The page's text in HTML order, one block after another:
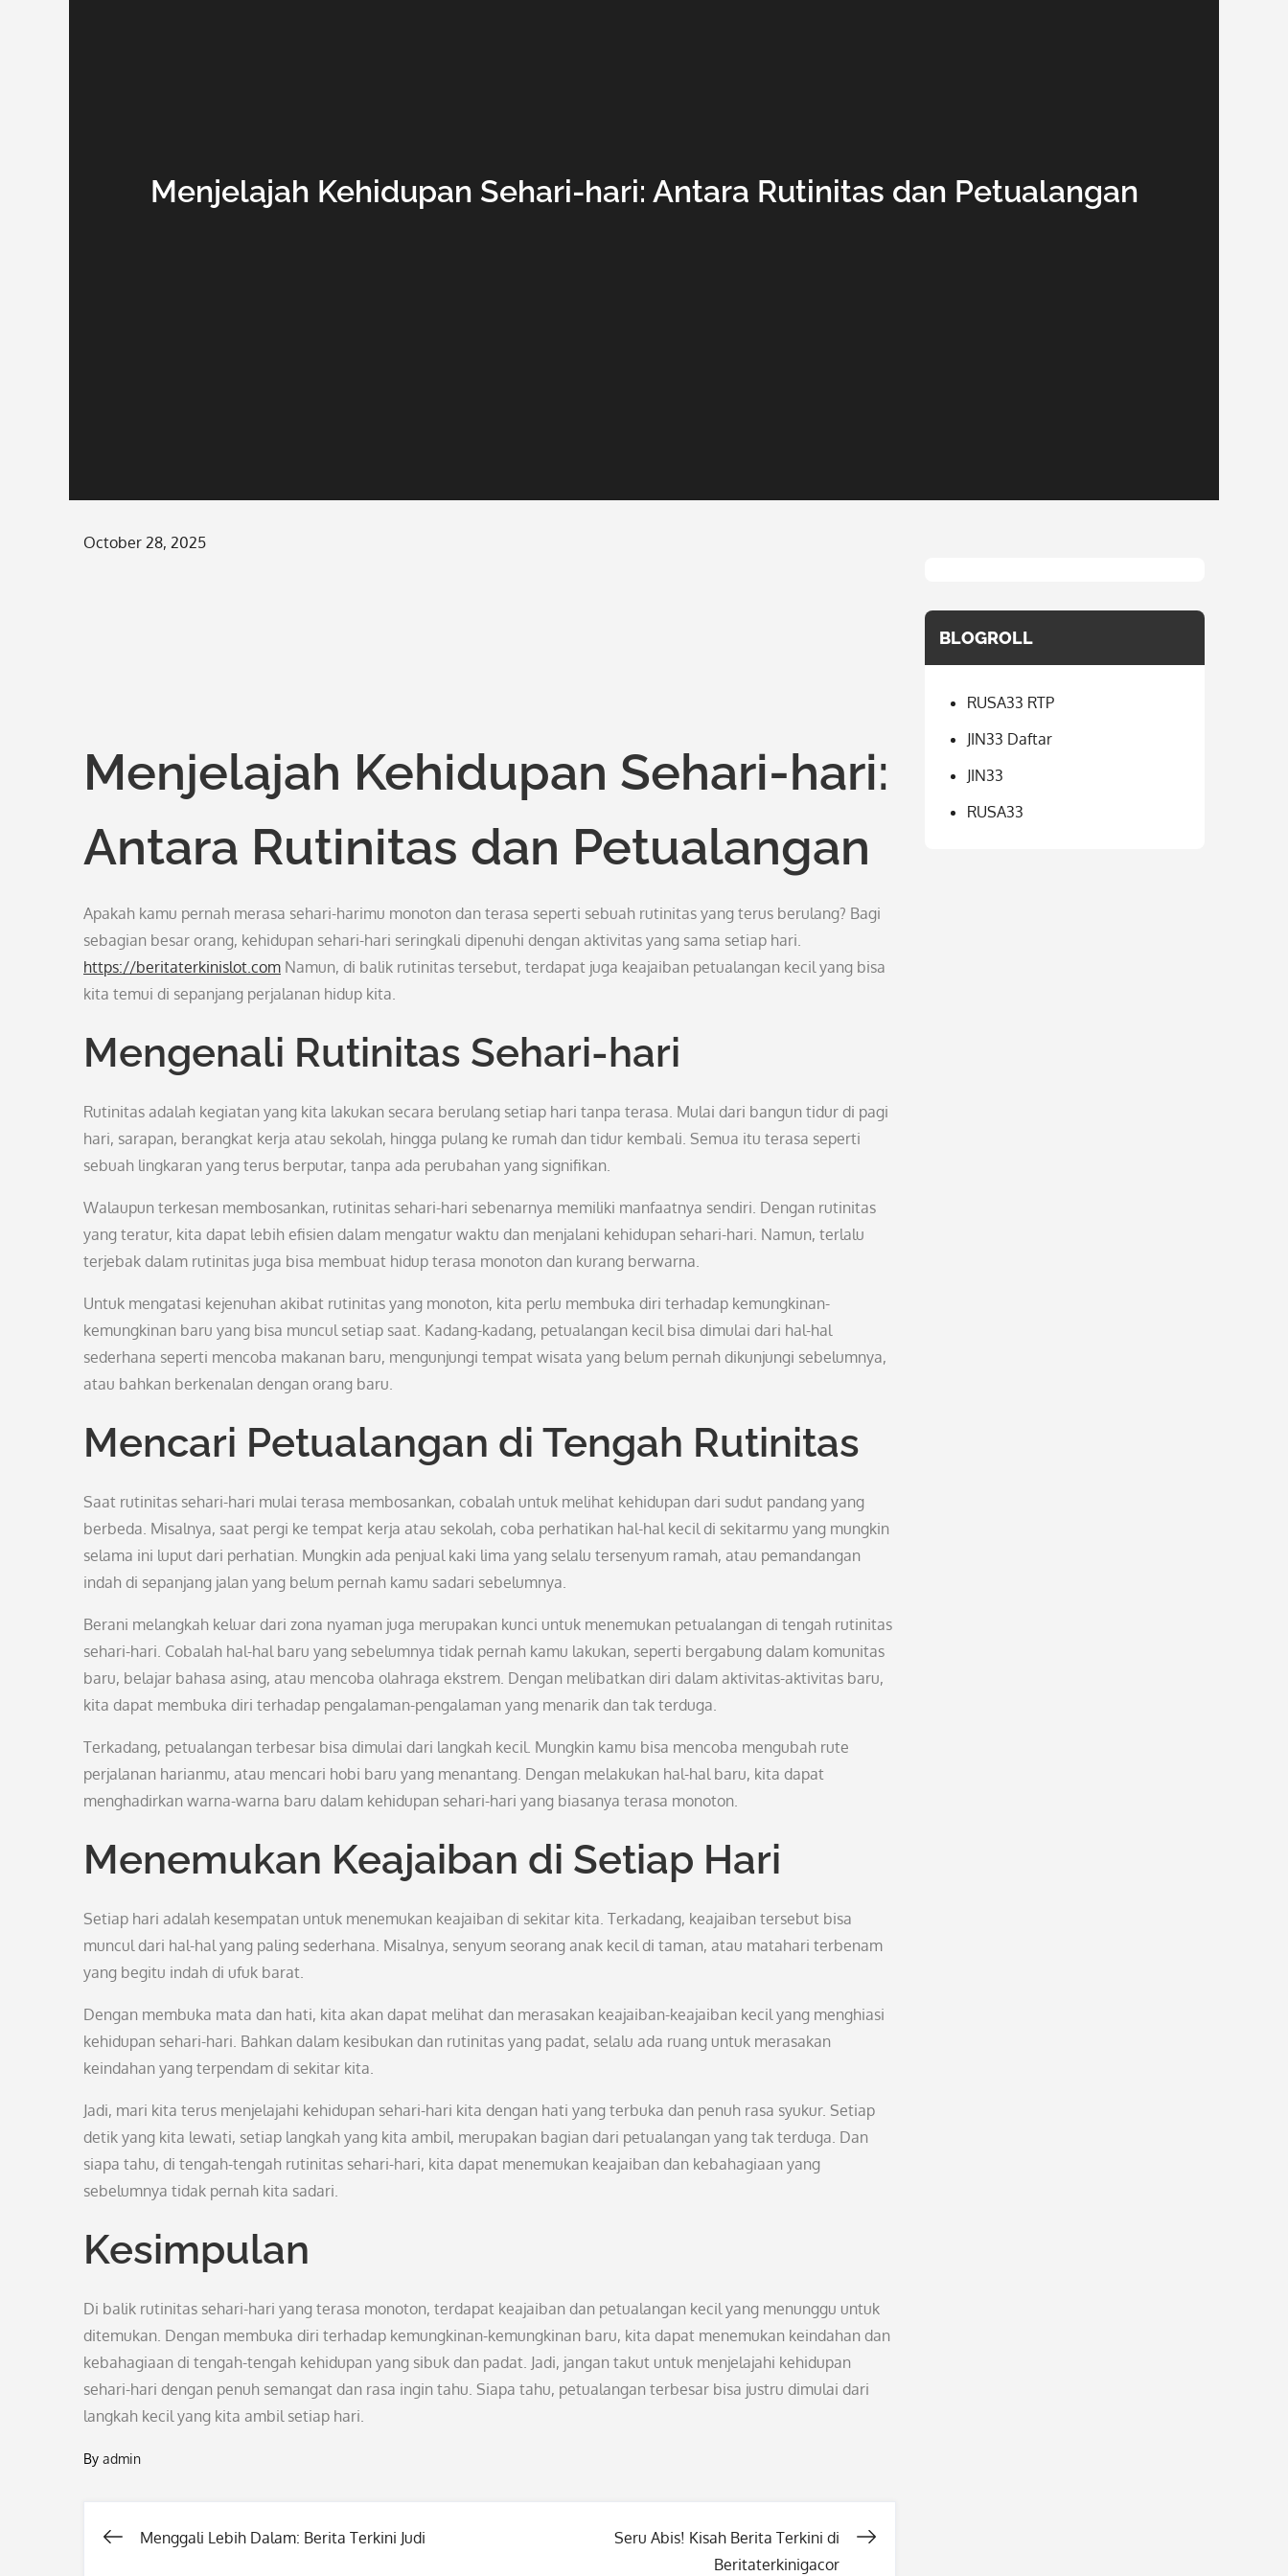
Menjelajah Kehidupan Sehari-hari: Antara Rutinitas dan Petualangan
Posted
October 28, 2025
Menjelajah Kehidupan Sehari-hari:
Antara Rutinitas dan Petualangan
Apakah kamu pernah merasa sehari-harimu monoton dan terasa seperti sebuah rutinitas yang terus berulang? Bagi
sebagian besar orang, kehidupan sehari-hari seringkali dipenuhi dengan aktivitas yang sama setiap hari.
https://beritaterkinislot.com Namun, di balik rutinitas tersebut, terdapat juga keajaiban petualangan kecil yang bisa
kita temui di sepanjang perjalanan hidup kita.
Mengenali Rutinitas Sehari-hari
Rutinitas adalah kegiatan yang kita lakukan secara berulang setiap hari tanpa terasa. Mulai dari bangun tidur di pagi
hari, sarapan, berangkat kerja atau sekolah, hingga pulang ke rumah dan tidur kembali. Semua itu terasa seperti
sebuah lingkaran yang terus berputar, tanpa ada perubahan yang signifikan.
Walaupun terkesan membosankan, rutinitas sehari-hari sebenarnya memiliki manfaatnya sendiri. Dengan rutinitas
yang teratur, kita dapat lebih efisien dalam mengatur waktu dan menjalani kehidupan sehari-hari. Namun, terlalu
terjebak dalam rutinitas juga bisa membuat hidup terasa monoton dan kurang berwarna.
Untuk mengatasi kejenuhan akibat rutinitas yang monoton, kita perlu membuka diri terhadap kemungkinan-
kemungkinan baru yang bisa muncul setiap saat. Kadang-kadang, petualangan kecil bisa dimulai dari hal-hal
sederhana seperti mencoba makanan baru, mengunjungi tempat wisata yang belum pernah dikunjungi sebelumnya,
atau bahkan berkenalan dengan orang baru.
Mencari Petualangan di Tengah Rutinitas
Saat rutinitas sehari-hari mulai terasa membosankan, cobalah untuk melihat kehidupan dari sudut pandang yang
berbeda. Misalnya, saat pergi ke tempat kerja atau sekolah, coba perhatikan hal-hal kecil di sekitarmu yang mungkin
selama ini luput dari perhatian. Mungkin ada penjual kaki lima yang selalu tersenyum ramah, atau pemandangan
indah di sepanjang jalan yang belum pernah kamu sadari sebelumnya.
Berani melangkah keluar dari zona nyaman juga merupakan kunci untuk menemukan petualangan di tengah rutinitas
sehari-hari. Cobalah hal-hal baru yang sebelumnya tidak pernah kamu lakukan, seperti bergabung dalam komunitas
baru, belajar bahasa asing, atau mencoba olahraga ekstrem. Dengan melibatkan diri dalam aktivitas-aktivitas baru,
kita dapat membuka diri terhadap pengalaman-pengalaman yang menarik dan tak terduga.
Terkadang, petualangan terbesar bisa dimulai dari langkah kecil. Mungkin kamu bisa mencoba mengubah rute
perjalanan harianmu, atau mencari hobi baru yang menantang. Dengan melakukan hal-hal baru, kita dapat
menghadirkan warna-warna baru dalam kehidupan sehari-hari yang biasanya terasa monoton.
Menemukan Keajaiban di Setiap Hari
Setiap hari adalah kesempatan untuk menemukan keajaiban di sekitar kita. Terkadang, keajaiban tersebut bisa
muncul dari hal-hal yang paling sederhana. Misalnya, senyum seorang anak kecil di taman, atau matahari terbenam
yang begitu indah di ufuk barat.
Dengan membuka mata dan hati, kita akan dapat melihat dan merasakan keajaiban-keajaiban kecil yang menghiasi
kehidupan sehari-hari. Bahkan dalam kesibukan dan rutinitas yang padat, selalu ada ruang untuk merasakan
keindahan yang terpendam di sekitar kita.
Jadi, mari kita terus menjelajahi kehidupan sehari-hari kita dengan hati yang terbuka dan penuh rasa syukur. Setiap
detik yang kita lewati, setiap langkah yang kita ambil, merupakan bagian dari petualangan yang tak terduga. Dan
siapa tahu, di tengah-tengah rutinitas sehari-hari, kita dapat menemukan keajaiban dan kebahagiaan yang
sebelumnya tidak pernah kita sadari.
Kesimpulan
Di balik rutinitas sehari-hari yang terasa monoton, terdapat keajaiban dan petualangan kecil yang menunggu untuk
ditemukan. Dengan membuka diri terhadap kemungkinan-kemungkinan baru, kita dapat menemukan keindahan dan
kebahagiaan di tengah-tengah kehidupan yang sibuk dan padat. Jadi, jangan takut untuk menjelajahi kehidupan
sehari-hari dengan penuh semangat dan rasa ingin tahu. Siapa tahu, petualangan terbesar bisa justru dimulai dari
langkah kecil yang kita ambil setiap hari.
By admin
Post
Menggali Lebih Dalam: Berita Terkini Judi
Seru Abis! Kisah Berita Terkini di
Beritaterkinigacor
BLOGROLL
RUSA33 RTP
JIN33 Daftar
JIN33
RUSA33